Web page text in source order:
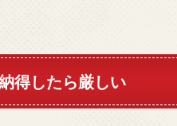
得したら厳しい